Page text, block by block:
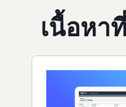
เนื้อหา